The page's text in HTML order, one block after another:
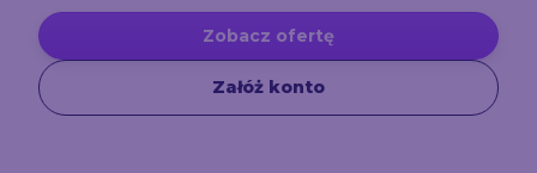
Zobacz ofertę
Załóż konto